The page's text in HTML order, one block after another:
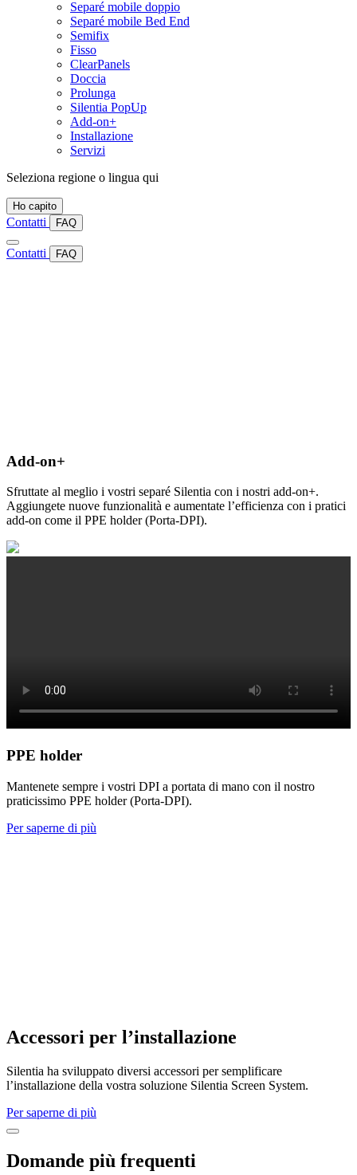
Separé mobile doppio
Separé mobile Bed End
Semifix
Fisso
ClearPanels
Doccia
Prolunga
Silentia PopUp
Add-on+
Installazione
Servizi
Seleziona regione o lingua qui
Ho capito
Contatti FAQ
Contatti FAQ
Add-on+
Sfruttate al meglio i vostri separé Silentia con i nostri add-on+.
Aggiungete nuove funzionalità e aumentate l’efficienza con i pratici
add-on come il PPE holder (Porta-DPI).
PPE holder
Mantenete sempre i vostri DPI a portata di mano con il nostro
praticissimo PPE holder (Porta-DPI).
Per saperne di più
Accessori per l’installazione
Silentia ha sviluppato diversi accessori per semplificare
l’installazione della vostra soluzione Silentia Screen System.
Per saperne di più
Domande più frequenti